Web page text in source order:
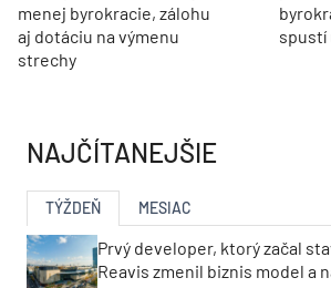
menej byrokracie, zálohu
aj dotáciu na výmenu
strechy
spustí
NAJČÍTANEJŠIE
TÝŽDEŇ MESIAC
Prvý developer, ktorý začal
Reavis zmenil biznis model a